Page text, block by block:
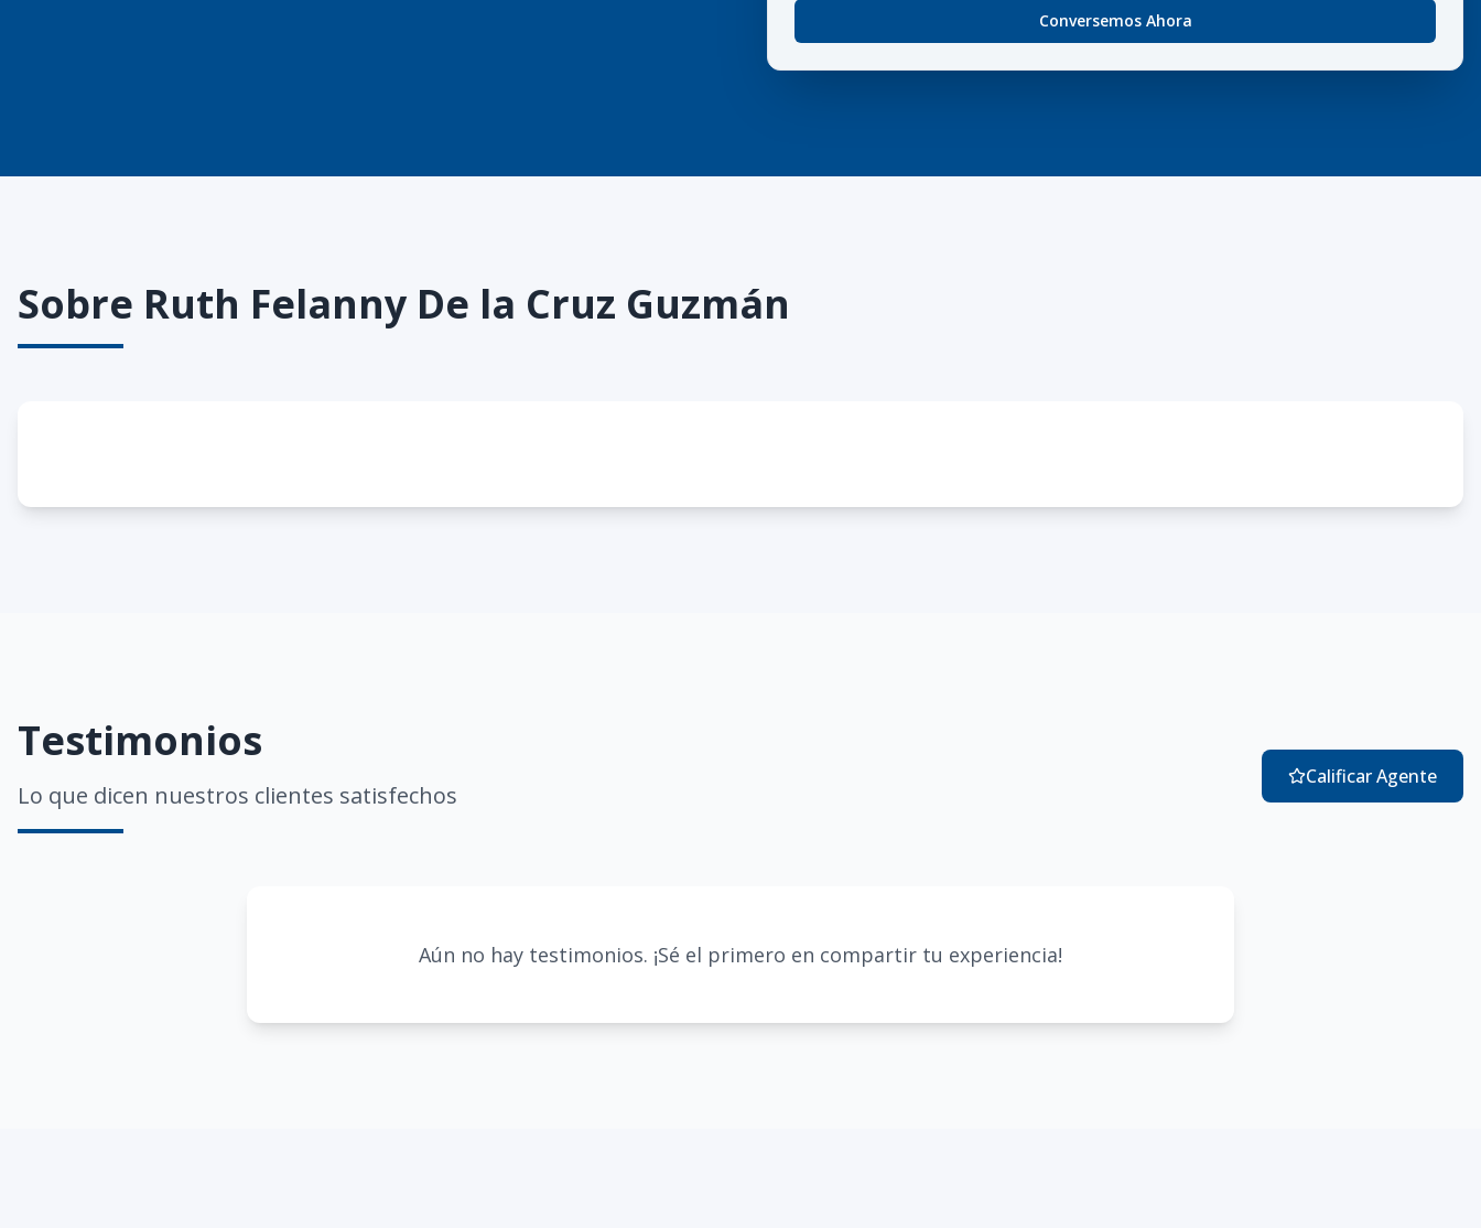
Conversemos Ahora
Sobre Ruth Felanny De la Cruz Guzmán
Testimonios
Lo que dicen nuestros clientes satisfechos
Calificar Agente
Aún no hay testimonios. ¡Sé el primero en compartir tu experiencia!